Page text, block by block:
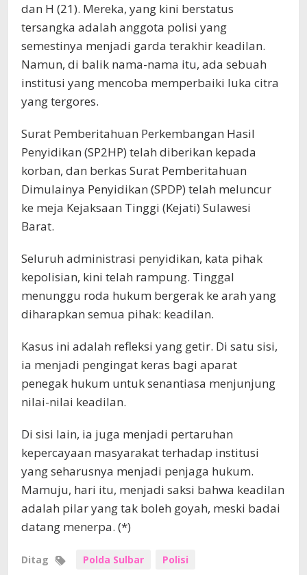
dan H (21). Mereka, yang kini berstatus
tersangka adalah anggota polisi yang
semestinya menjadi garda terakhir keadilan.
Namun, di balik nama-nama itu, ada sebuah
institusi yang mencoba memperbaiki luka citra
yang tergores.
Surat Pemberitahuan Perkembangan Hasil
Penyidikan (SP2HP) telah diberikan kepada
korban, dan berkas Surat Pemberitahuan
Dimulainya Penyidikan (SPDP) telah meluncur
ke meja Kejaksaan Tinggi (Kejati) Sulawesi
Barat.
Seluruh administrasi penyidikan, kata pihak
kepolisian, kini telah rampung. Tinggal
menunggu roda hukum bergerak ke arah yang
diharapkan semua pihak: keadilan.
Kasus ini adalah refleksi yang getir. Di satu sisi,
ia menjadi pengingat keras bagi aparat
penegak hukum untuk senantiasa menjunjung
nilai-nilai keadilan.
Di sisi lain, ia juga menjadi pertaruhan
kepercayaan masyarakat terhadap institusi
yang seharusnya menjadi penjaga hukum.
Mamuju, hari itu, menjadi saksi bahwa keadilan
adalah pilar yang tak boleh goyah, meski badai
datang menerpa. (*)
Ditag Polda Sulbar Polisi